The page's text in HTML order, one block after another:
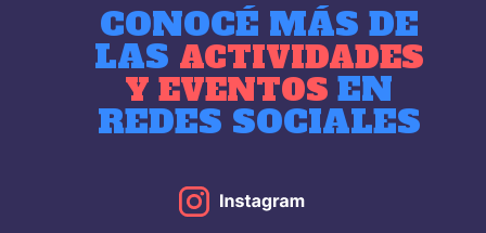
CONOCÉ MÁS DE
LAS ACTIVIDADES
Y EVENTOSEN
REDES SOCIALES